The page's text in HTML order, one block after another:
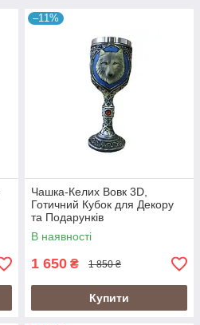
–11%
Чашка-Келих Вовк 3D,
Готичний Кубок для Декору
та Подарунків
В наявності
1 650 ₴ 1 850 ₴
Купити